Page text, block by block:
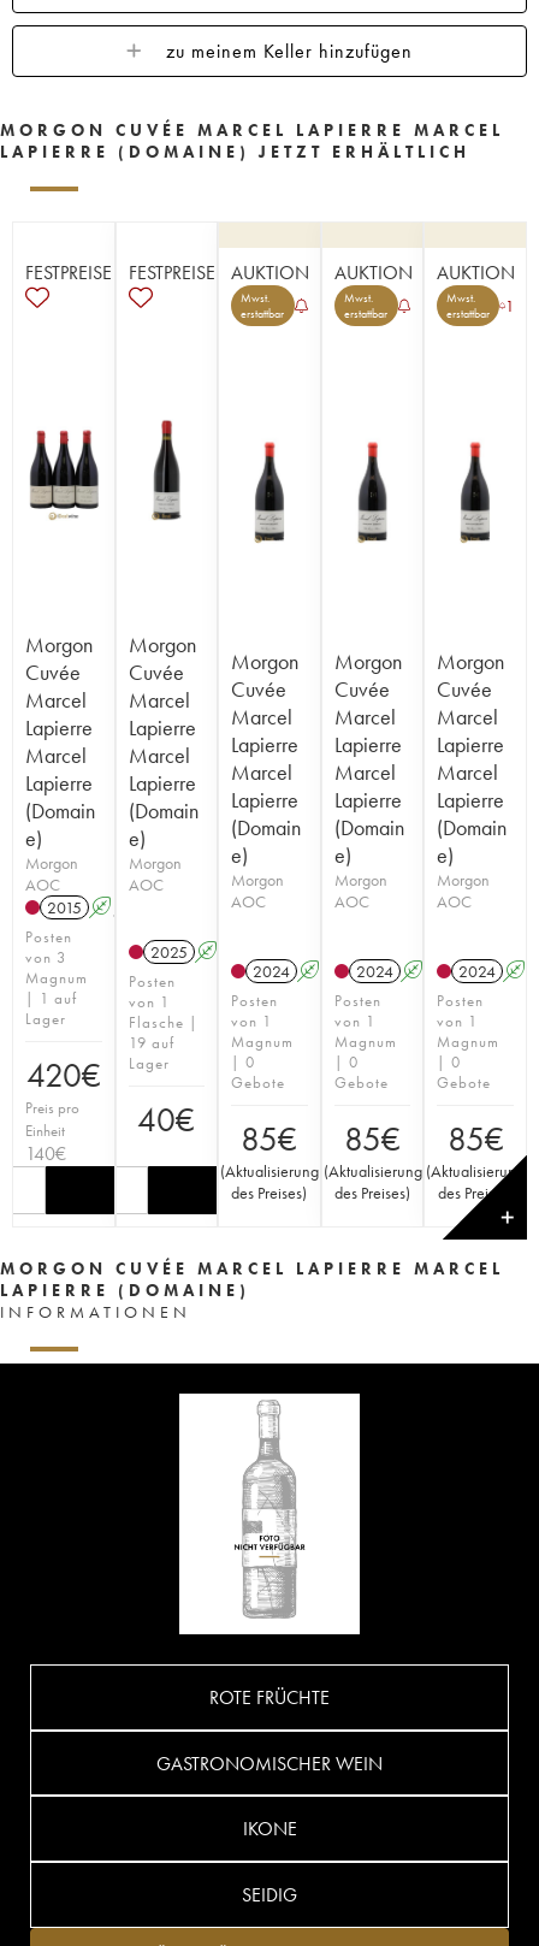
zu meinem Keller hinzufügen
MORGON CUVÉE MARCEL LAPIERRE MARCEL
LAPIERRE (DOMAINE) JETZT ERHÄLTLICH
FESTPREISE
Morgon
Cuvée
Marcel
Lapierre
Marcel
Lapierre
(Domain
e)
Morgon
AOC
2015 A
Posten
von 3
Magnum
| 1 auf
Lager
420€
Preis pro
Einheit
140€
FESTPREISE
Morgon
Cuvée
Marcel
Lapierre
Marcel
Lapierre
(Domain
e)
Morgon
AOC
2025 A
Posten
von 1
Flasche |
19 auf
Lager
40€
AUKTION
Mwst.
erstattbar
Morgon
Cuvée
Marcel
Lapierre
Marcel
Lapierre
(Domain
e)
Morgon
AOC
2024 A S
Posten
von 1
Magnum
| 0
Gebote
85€
(Aktualisierung
des Preises)
AUKTION
Mwst.
erstattbar
Morgon
Cuvée
Marcel
Lapierre
Marcel
Lapierre
(Domain
e)
Morgon
AOC
2024 A S
Posten
von 1
Magnum
| 0
Gebote
85€
(Aktualisierung
des Preises)
AUKTION
Mwst.
erstattbar
1
Morgon
Cuvée
Marcel
Lapierre
Marcel
Lapierre
(Domain
e)
Morgon
AOC
2024 A
Posten
von 1
Magnum
| 0
Gebote
85€
(Aktualisierung
des Preises
✕
MORGON CUVÉE MARCEL LAPIERRE MARCEL
LAPIERRE (DOMAINE)
INFORMATIONEN
ROTE FRÜCHTE
GASTRONOMISCHER WEIN
IKONE
SEIDIG